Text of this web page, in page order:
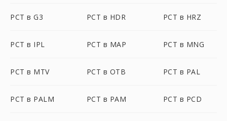
PCT в G3 PCT в HDR PCT в HRZ
PCT в IPL PCT в MAP PCT в MNG
PCT в MTV PCT в OTB PCT в PAL
PCT в PALM PCT в PAM PCT в PCD